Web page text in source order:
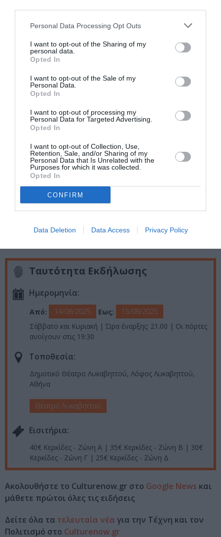
Personal Data Processing Opt Outs
I want to opt-out of the Sharing of my
personal data.
Opted In
I want to opt-out of the Sale of my
Personal Data.
Opted In
I want to opt-out of processing my
Personal Data for Targeted Advertising.
Opted In
I want to opt-out of Collection, Use,
Retention, Sale, and/or Sharing of my
Personal Data that Is Unrelated with the
Purposes for which it was collected.
Opted In
CONFIRM
Data Deletion Data Access Privacy Policy
Σκηνικό: Κωνσταντίνος Λαμπρίδης
Σχεδιασμός φώτων:Περικλής Μαθιέλλης
Κινησιολογία:
Ενδυματολογική επιμέλεια:
Νατάσσα Μποφίλιου
Κείμενα:Θύμιος Καλαμούκης
Επιμέλεια ρεπερτορίου:Χρήστος Κορτσέλης
Σχεδιασμός ήχου/ηχοληψία:
Γιάννης Παξεβάνης
ΠΑΡΑΓΩΓΗ:FRONTSTAGE ENTERTAINMENT –
PROSPERO
ΕΠΙΚΟΙΝΩΝΙΑ – ΠΡΟΒΟΛΗ ΠΑΡΑΣΤΑΣΗΣ ΣΤΑ MEDIA
Άννα Θεοδόση – Frontstage
Ελένη Γιαννοπούλου – Prospero
Ταυτότητα Εκδήλωσης
Ημερομηνία:
Από: 14/06/2025 Εως:
15/06/2025
Σάββατο και Κυριακή | Ώρα έναρξης: 21.00 | Οι πόρτες
ανοίγουν στις 19:30
Τοποθεσία:
Δημοτικό Θέατρο Λυκαβηττού, Λόφος Λυκαβηττού,
Αθήνα
Θέατρο Λυκαβηττού
Eισιτήρια:
40€ Κερκίδες - Ζώνη Α | 35€ Κερκίδες - Ζώνη Β | 30€
Κερκίδες - Ζώνη Γ | 25€ Κερκίδες - Ζώνη Δ
Ακολουθήστε το Culturenow.gr στο Google News και
μάθετε πρώτοι όλες τις ειδήσεις
Δείτε όλα τα τελευταία νέα για την Τέχνη και τον
Πολιτισμό στο Culturenow.gr